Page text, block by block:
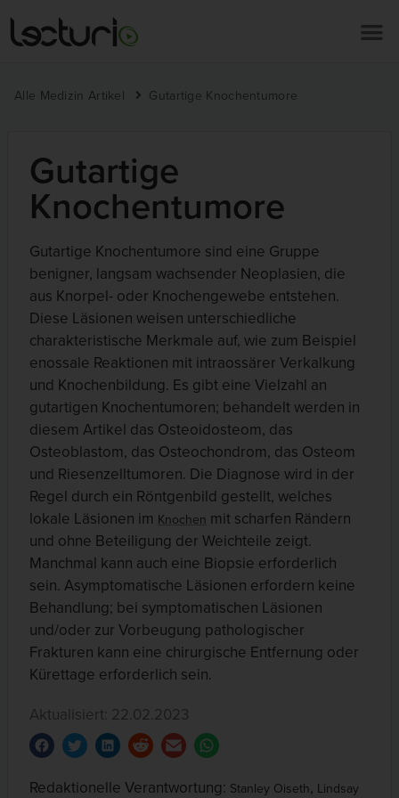
Alle Medizin Artikel Gutartige Knochentumore
Gutartige
Knochentumore
Gutartige Knochentumore sind eine Gruppe
benigner, langsam wachsender Neoplasien, die
aus Knorpel- oder Knochengewebe entstehen.
Diese Läsionen weisen unterschiedliche
charakteristische Merkmale auf, wie zum Beispiel
enossale Reaktionen mit intraossärer Verkalkung
und Knochenbildung. Es gibt eine Vielzahl an
gutartigen Knochentumoren; behandelt werden in
diesem Artikel das Osteoidosteom, das
Osteoblastom, das Osteochondrom, das Osteom
und Riesenzelltumoren. Die Diagnose wird in der
Regel durch ein Röntgenbild gestellt, welches
lokale Läsionen im Knochen mit scharfen Rändern
und ohne Beteiligung der Weichteile zeigt.
Manchmal kann auch eine Biopsie erforderlich
sein. Asymptomatische Läsionen erfordern keine
Behandlung; bei symptomatischen Läsionen
und/oder zur Vorbeugung pathologischer
Frakturen kann eine chirurgische Entfernung oder
Kürettage erforderlich sein.
Aktualisiert: 22.02.2023
Redaktionelle Verantwortung: Stanley Oiseth, Lindsay